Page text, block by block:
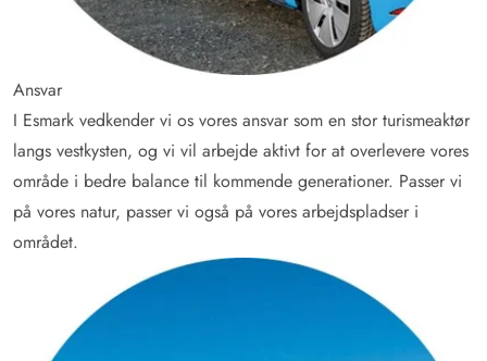
Ansvar
I Esmark vedkender vi os vores ansvar som en stor turismeaktør
langs vestkysten, og vi vil arbejde aktivt for at overlevere vores
område i bedre balance til kommende generationer. Passer vi
på vores natur, passer vi også på vores arbejdspladser i
området.